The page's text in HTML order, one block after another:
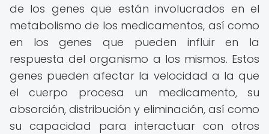
de los genes que están involucrados en el
metabolismo de los medicamentos, así como
en los genes que pueden influir en la
respuesta del organismo a los mismos. Estos
genes pueden afectar la velocidad a la que
el cuerpo procesa un medicamento, su
absorción, distribución y eliminación, así como
su capacidad para interactuar con otros